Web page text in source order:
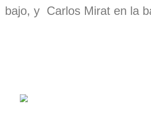
bajo, y Carlos Mirat en la